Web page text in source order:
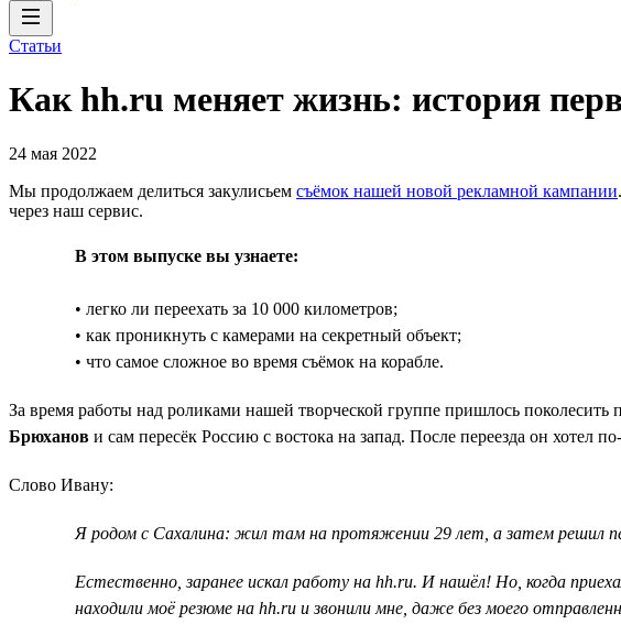
Статьи
Как hh.ru меняет жизнь: история
24 мая 2022
Мы продолжаем делиться закулисьем съёмок нашей новой рекламной кампании
через наш сервис.
В этом выпуске вы узнаете:
• легко ли переехать за 10 000 километров;
• как проникнуть с камерами на секретный объект;
• что самое сложное во время съёмок на корабле.
За время работы над роликами нашей творческой группе пришлось поколесить
Брюханов и сам пересёк Россию с востока на запад. После переезда он хотел
Слово Ивану:
Я родом с Сахалина: жил там на протяжении 29 лет, а затем решил
Естественно, заранее искал работу на hh.ru. И нашёл! Но, когда
находили моё резюме на hh.ru и звонили мне, даже без моего